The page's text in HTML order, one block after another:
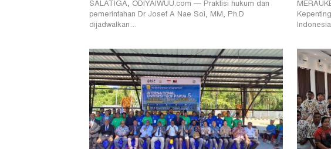
SALATIGA, ODIYAIWUU.com — Praktisi hukum dan
pemerintahan Dr Josef A Nae Soi, MM, Ph.D
dijadwalkan…